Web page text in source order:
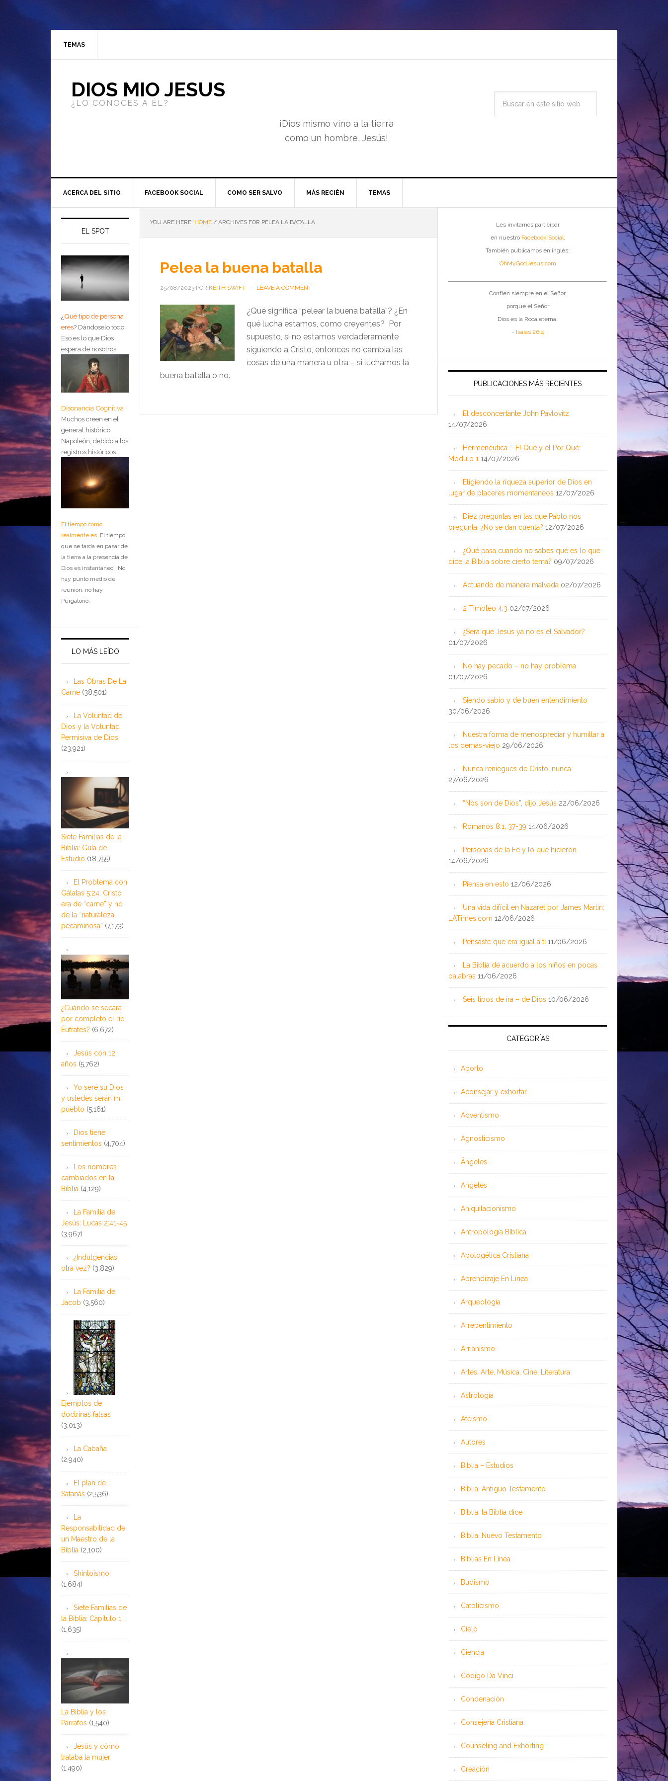
TEMAS
DIOS MIO JESUS
¿LO CONOCES A ÉL?
¡Dios mismo vino a la tierra
como un hombre, Jesús!
ACERCA DEL SITIO FACEBOOK SOCIAL COMO SER SALVO MÁS RECIÉN TEMAS
YOU ARE HERE: HOME / ARCHIVES FOR PELEA LA BATALLA
Pelea la buena batalla
25/08/2023 POR KEITH SWIFT LEAVE A COMMENT
¿Qué significa “pelear la buena batalla”? ¿En
qué lucha estamos, como creyentes? Por
supuesto, si no estamos verdaderamente
siguiendo a Cristo, entonces no cambia las
cosas de una manera u otra – si luchamos la
buena batalla o no.
Les invitamos participar
en nuestro Facebook Social.
También publicamos en inglés:
OhMyGodJesus.com
Confíen siempre en el Señor,
porque el Señor
Dios es la Roca eterna.
- Isaías 26:4
PUBLICACIONES MÁS RECIENTES
El desconcertante John Pavlovitz
14/07/2026
Hermenéutica – El Qué y el Por Qué:
Módulo 1 14/07/2026
Eligiendo la riqueza superior de Dios en
lugar de placeres momentáneos 12/07/2026
Diez preguntas en las que Pablo nos
pregunta: ¿No se dan cuenta? 12/07/2026
¿Qué pasa cuando no sabes qué es lo que
dice la Biblia sobre cierto tema? 09/07/2026
Actuando de manera malvada 02/07/2026
2 Timoteo 4:3 02/07/2026
¿Será que Jesús ya no es el Salvador?
01/07/2026
No hay pecado – no hay problema
01/07/2026
Siendo sabio y de buen entendimiento
30/06/2026
Nuestra forma de menospreciar y humillar a
los demás-viejo 29/06/2026
Nunca reniegues de Cristo, nunca
27/06/2026
“Nos son de Dios”, dijo Jesús 22/06/2026
Romanos 8:1, 37-39 14/06/2026
Personas de la Fe y lo que hicieron
14/06/2026
Piensa en esto 12/06/2026
Una vida difícil en Nazaret por James Martin;
LATimes.com 12/06/2026
Pensaste que era igual a ti 11/06/2026
La Biblia de acuerdo a los niños en pocas
palabras 11/06/2026
Seis tipos de ira – de Dios 10/06/2026
CATEGORÍAS
Aborto
Aconsejar y exhortar
Adventismo
Agnosticismo
Ángeles
Angeles
Aniquilacionismo
Antropología Bíblica
Apologética Cristiana
Aprendizaje En Línea
Arqueología
Arrepentimiento
Arrianismo
Artes: Arte, Música, Cine, Literatura
Astrología
Ateísmo
Autores
Biblia – Estudios
Biblia: Antiguo Testamento
Biblia: la Biblia dice
Biblia: Nuevo Testamento
Bíblias En Línea
Budismo
Catolicismo
Cielo
Ciencia
Código Da Vinci
Condenación
Consejería Cristiana
Counseling and Exhorting
Creación
EL SPOT
¿Qué tipo de persona
eres? Dándoselo todo.
Eso es lo que Dios
espera de nosotros.
Disonancia Cognitiva
Muchos creen en el
general histórico
Napoleón, debido a los
registros históricos....
El tiempo como
realmente es El tiempo
que se tarda en pasar de
la tierra a la presencia de
Dios es instantáneo. No
hay punto medio de
reunión, no hay
Purgatorio.
LO MÁS LEÍDO
Las Obras De La
Carne (38,501)
La Voluntad de
Dios y la Voluntad
Permisiva de Dios
(23,921)
Siete Familias de la
Biblia: Guía de
Estudio (18,755)
El Problema con
Gálatas 5:24: Cristo
era de “carne” y no
de la ¨naturaleza
pecaminosa” (7,173)
¿Cuándo se secará
por completo el río
Éufrates? (6,672)
Jesús con 12
años (5,762)
Yo seré su Dios
y ustedes serán mi
pueblo (5,161)
Dios tiene
sentimientos (4,704)
Los nombres
cambiados en la
Biblia (4,129)
La Familia de
Jesús: Lucas 2:41-45
(3,967)
¿Indulgencias
otra vez? (3,829)
La Familia de
Jacob (3,560)
Ejemplos de
doctrinas falsas
(3,013)
La Cabaña
(2,940)
El plan de
Satanás (2,536)
La
Responsabilidad de
un Maestro de la
Biblia (2,100)
Shintoísmo
(1,684)
Siete Familias de
la Biblia: Capítulo 1
(1,635)
La Biblia y los
Párrafos (1,540)
Jesús y cómo
trataba la mujer
(1,490)